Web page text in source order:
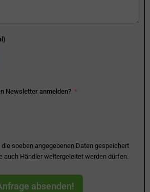
Newsletter anmelden?
soeben angegebenen Daten gespeichert
auch Händler weitergeleitet werden dürfen.
absenden!